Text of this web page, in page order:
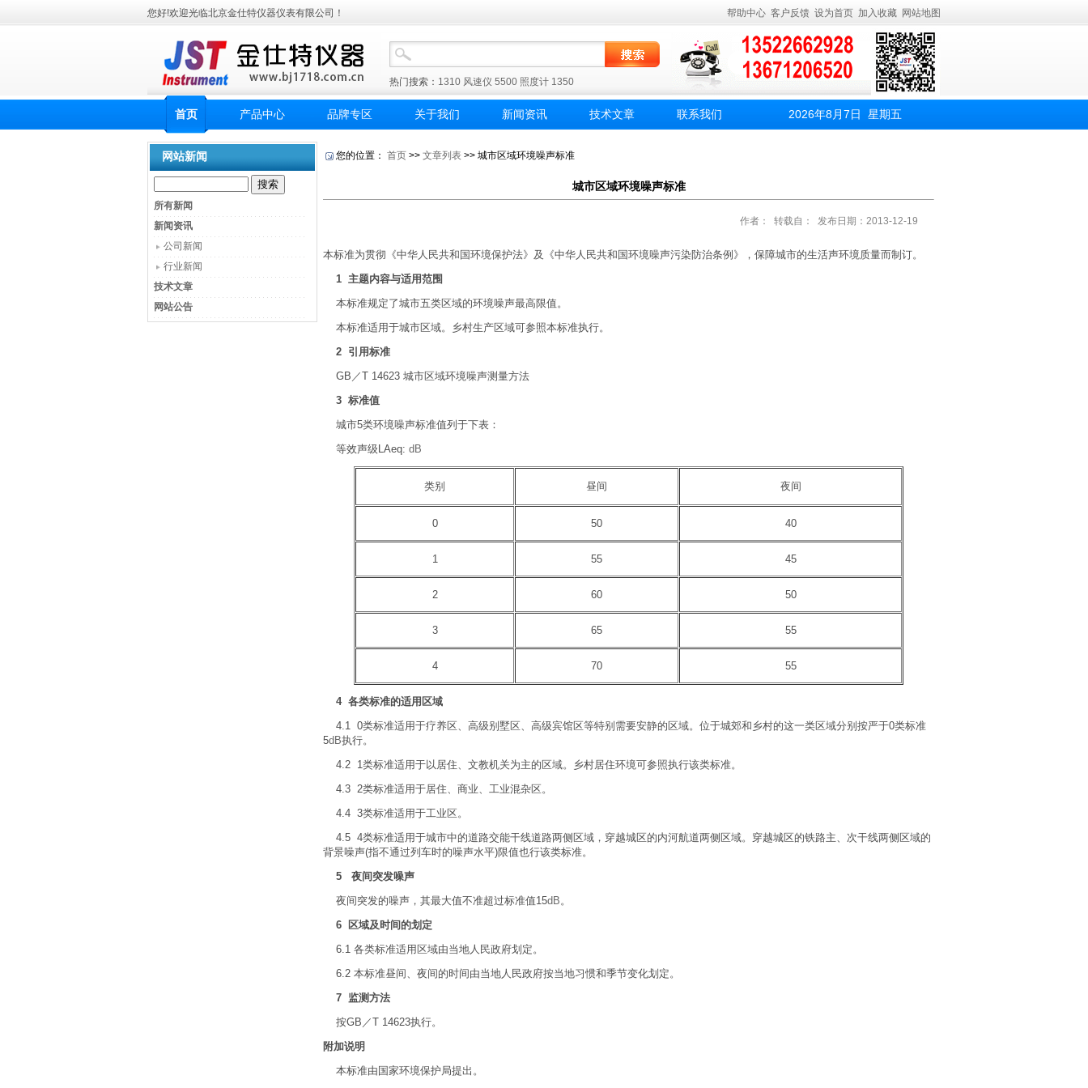
您好!欢迎光临北京金仕特仪器仪表有限公司！ 帮助中心 客户反馈 设为首页 加入收藏 网站地图
热门搜索： 1310 风速仪 5500 照度计 1350
首页 产品中心 品牌专区 关于我们 新闻资讯 技术文章 联系我们 2026年8月7日 星期五
网站新闻
所有新闻
新闻资讯
公司新闻
行业新闻
技术文章
网站公告
您的位置： 首页 >> 文章列表 >> 城市区域环境噪声标准
城市区域环境噪声标准
作者： 转载自： 发布日期：2013-12-19
本标准为贯彻《中华人民共和国环境保护法》及《中华人民共和国环境噪声污染防治条例》，保障城市的生活声环境质量而制订。
1 主题内容与适用范围
本标准规定了城市五类区域的环境噪声最高限值。
本标准适用于城市区域。乡村生产区域可参照本标准执行。
2 引用标准
GB／T 14623 城市区域环境噪声测量方法
3 标准值
城市5类环境噪声标准值列于下表：
等效声级 LAeq: dB
类别 昼间 夜间
0 50 40
1 55 45
2 60 50
3 65 55
4 70 55
4 各类标准的适用区域
4.1 0类标准适用于疗养区、高级别墅区、高级宾馆区等特别需要安静的区域。位于城郊和乡村的这一类区域分别按严于0类标准
5dB执行。
4.2 1类标准适用于以居住、文教机关为主的区域。乡村居住环境可参照执行该类标准。
4.3 2类标准适用于居住、商业、工业混杂区。
4.4 3类标准适用于工业区。
4.5 4类标准适用于城市中的道路交能干线道路两侧区域，穿越城区的内河航道两侧区域。穿越城区的铁路主、次干线两侧区域的
背景噪声(指不通过列车时的噪声水平)限值也行该类标准。
5 夜间突发噪声
夜间突发的噪声，其最大值不准超过标准值15dB。
6 区域及时间的划定
6.1 各类标准适用区域由当地人民政府划定。
6.2 本标准昼间、夜间的时间由当地人民政府按当地习惯和季节变化划定。
7 监测方法
按GB／T 14623执行。
附加说明
本标准由国家环境保护局提出。